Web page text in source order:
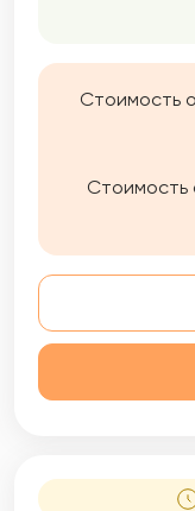
Стоимость
Стоимость